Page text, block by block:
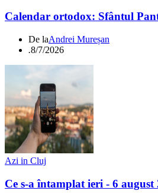
Calendar ortodox: Sfântul
De laAndrei Mureșan
.8/7/2026
Azi in Cluj
Ce s-a întamplat ieri - 6